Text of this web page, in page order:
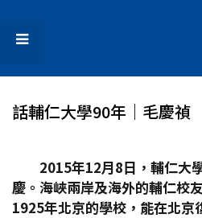
話輔仁大學90年｜毛慶禎
2015年12月8日，輔仁大
慶。海峽兩岸及海外的輔仁校
1925年北京的學校，能在北京